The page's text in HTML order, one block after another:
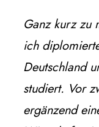
Ganz kurz zu
ich
Deutschland
studiert. Vor
ergänzend